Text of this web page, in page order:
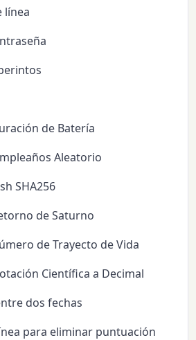
línea
de Batería
Aleatorio
SHA256
de Saturno
de Trayecto de Vida
Científica a Decimal
dos fechas
para eliminar puntuación